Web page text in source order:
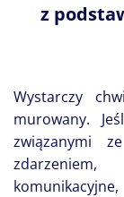
z
Wystarczy
murowany.
związanymi